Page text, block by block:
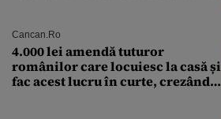
Cancan.ro
4.000 lei amendă tuturor
românilor care locuiesc la casă și
fac acest lucru în curte, crezând